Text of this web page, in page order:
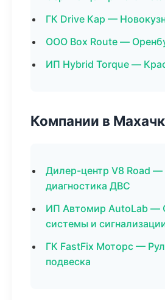
ГК Drive Кар —
ООО Box Route —
ИП Hybrid Torque —
Компании в
Дилер-центр V8 Road —
диагностика ДВС
ИП Автомир AutoLab —
системы и
ГК FastFix Моторс —
подвеска